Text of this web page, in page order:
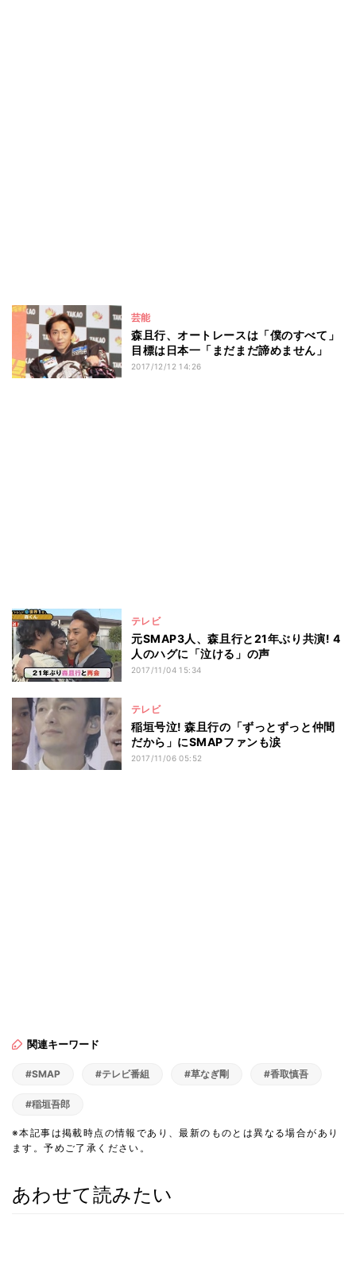
芸能
森且行、オートレースは「僕のすべて」
目標は日本一「まだまだ諦めません」
2017/12/12 14:26
テレビ
元SMAP3人、森且行と21年ぶり共演! 4
人のハグに「泣ける」の声
2017/11/04 15:34
テレビ
稲垣号泣! 森且行の「ずっとずっと仲間
だから」にSMAPファンも涙
2017/11/06 05:52
関連キーワード
#SMAP #テレビ番組 #草なぎ剛 #香取慎吾
#稲垣吾郎
※本記事は掲載時点の情報であり、最新のものとは異なる場合があり
ます。予めご了承ください。
あわせて読みたい